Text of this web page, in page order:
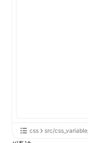
css src/